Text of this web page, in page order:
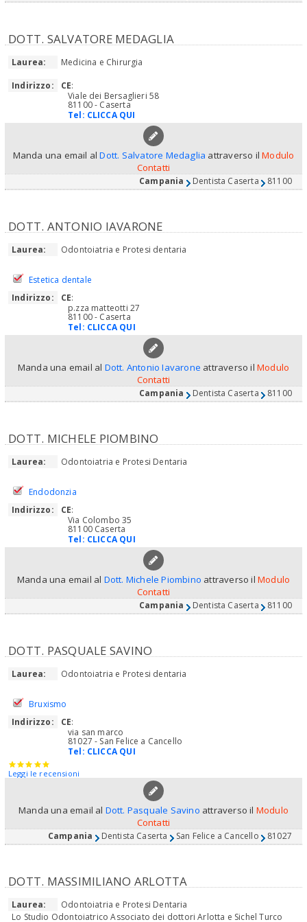
DOTT. SALVATORE MEDAGLIA
Laurea:
Medicina e Chirurgia
Indirizzo:
CE:
Viale dei Bersaglieri 58
81100 - Caserta
Tel: CLICCA QUI
Manda una email alDott. Salvatore Medaglia attraverso ilModulo
Contatti
Campania Dentista Caserta 81100
DOTT. ANTONIO IAVARONE
Laurea: Odontoiatria e Protesi dentaria
Estetica dentale
Indirizzo:
CE:
p.zza matteotti 27
81100 - Caserta
Tel: CLICCA QUI
Manda una email al Dott. Antonio Iavarone attraverso il Modulo
Contatti
Campania Dentista Caserta 81100
DOTT. MICHELE PIOMBINO
Laurea: Odontoiatria e Protesi Dentaria
Endodonzia
Indirizzo:
CE:
Via Colombo 35
81100 Caserta
Tel: CLICCA QUI
Manda una email al Dott. Michele Piombino attraverso il Modulo
Contatti
Campania Dentista Caserta 81100
DOTT. PASQUALE SAVINO
Laurea: Odontoiatria e Protesi dentaria
Bruxismo
Indirizzo:
CE:
via san marco
81027 - San Felice a Cancello
Tel: CLICCA QUI
Leggi le recensioni
Manda una email al Dott. Pasquale Savino attraverso il Modulo
Contatti
Campania Dentista Caserta San Felice a Cancello 81027
DOTT. MASSIMILIANO ARLOTTA
Laurea:
Odontoiatria e Protesi Dentaria
Lo Studio Odontoiatrico Associato dei dottori Arlotta e Sichel Turco